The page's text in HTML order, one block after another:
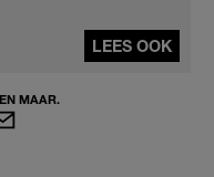
LEES OOK
MAAR.